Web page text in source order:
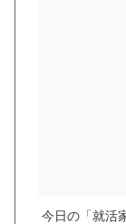
今日の「就活